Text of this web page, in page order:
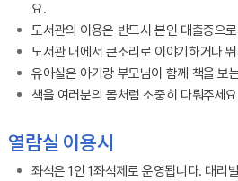
요.
도서관의 이용은 반드시 본인 대출증으
도서관 내에서 큰소리로 이야기하거나
유아실은 아기랑 부모님이 함께 책을 보
책을 여러분의 몸처럼 소중히 다뤄주세
열람실 이용시
좌석은 1인 1좌석제로 운영됩니다. 대리